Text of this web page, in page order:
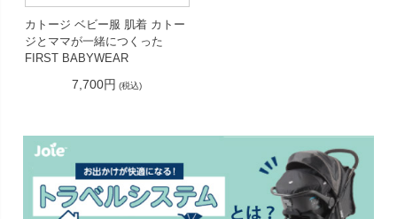
カトージ ベビー服 肌着 カトー
ジとママが一緒につくった
FIRST BABYWEAR
7,700円 (税込)